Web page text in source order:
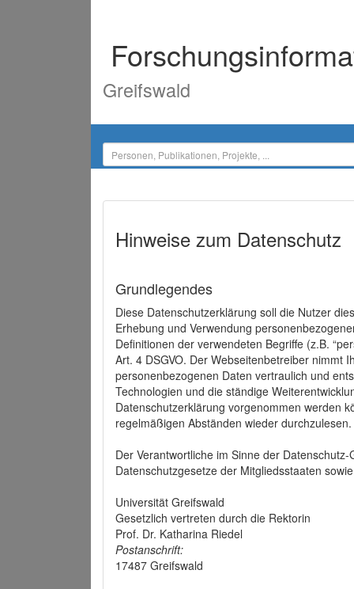
Greifswald
Hinweise zum Datenschutz
Grundlegendes
Diese Datenschutzerklärung soll die Nutzer
Erhebung und Verwendung
Definitionen der verwendeten Begriffe (z.B.
Art. 4 DSGVO. Der Webseitenbetreiber nimmt
personenbezogenen Daten vertraulich und
Technologien und die ständige
Datenschutzerklärung vorgenommen werden
regelmäßigen Abständen wieder durchzulesen.
Der Verantwortliche im Sinne der
Datenschutzgesetze der Mitgliedsstaaten
Universität Greifswald
Gesetzlich vertreten durch die Rektorin
Prof. Dr. Katharina Riedel
Postanschrift:
17487 Greifswald